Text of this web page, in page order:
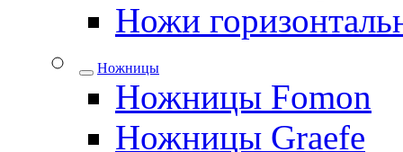
Ножи
Ножницы
Ножницы Fomon
Ножницы Graefe